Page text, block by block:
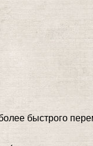
быстрого